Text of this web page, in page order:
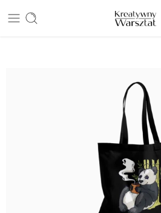
E: sklep@kreatywnywarsztat.pl | T: +48